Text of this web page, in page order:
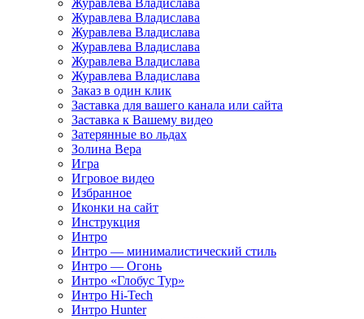
Журавлева Владислава
Журавлева Владислава
Журавлева Владислава
Журавлева Владислава
Журавлева Владислава
Журавлева Владислава
Заказ в один клик
Заставка для вашего канала или сайта
Заставка к Вашему видео
Затерянные во льдах
Золина Вера
Игра
Игровое видео
Избранное
Иконки на сайт
Инструкция
Интро
Интро — минималистический стиль
Интро — Огонь
Интро «Глобус Тур»
Интро Hi-Tech
Интро Hunter